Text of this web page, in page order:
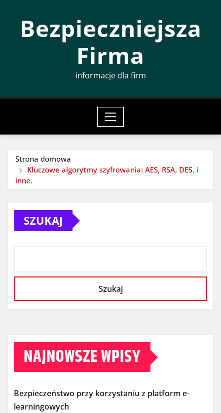
Bezpieczniejsza
Firma
informacje dla firm
Strona domowa
Kluczowe algorytmy szyfrowania: AES, RSA, DES, i
inne.
SZUKAJ
Szukaj
NAJNOWSZE WPISY
Bezpieczeństwo przy korzystaniu z platform e-
learningowych